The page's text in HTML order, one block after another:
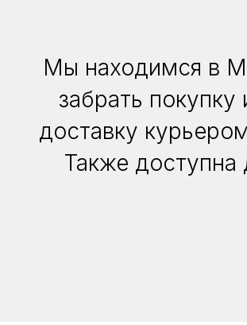
Мы находимся в
забрать покупку
доставку
Также доступна